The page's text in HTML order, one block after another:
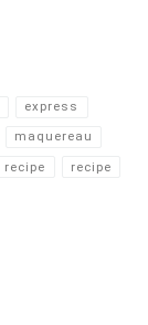
express
maquereau
recipe
recipe​